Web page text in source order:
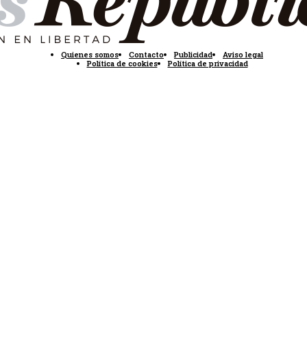
Quienes somos Contacto Publicidad
Aviso legal
Política de cookies
Política de privacidad